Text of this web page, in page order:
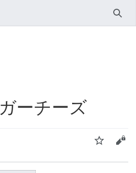
検索
ーチーズ
ウォッチソ